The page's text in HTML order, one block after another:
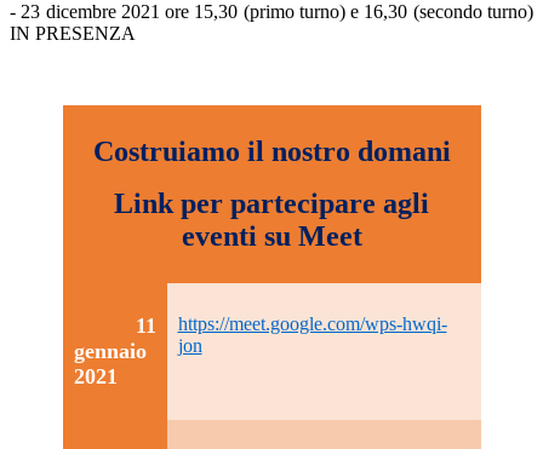
- 23 dicembre 2021 ore 15,30 (primo turno) e 16,30 (secondo turno)
IN PRESENZA
Costruiamo il nostro domani
Link per partecipare agli
eventi su Meet
11
gennaio
2021
https://meet.google.com/wps-hwqi-
jon